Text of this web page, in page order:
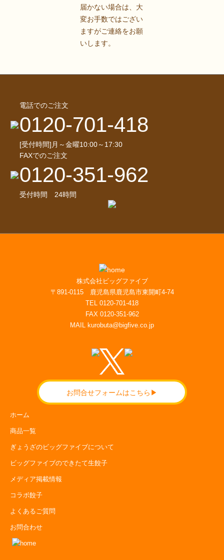
届かない場合は、大
変お手数ではござい
ますがご連絡をお願
いします。
電話でのご注文
0120-701-418
[受付時間]月～金曜10:00～17:30
FAXでのご注文
0120-351-962
受付時間 24時間
株式会社ビッグファイブ
〒891-0115 鹿児島県鹿児島市東開町4-74
TEL 0120-701-418
FAX 0120-351-962
MAIL kurobuta@bigfive.co.jp
お問合せフォームはこちら▶
ホーム
商品一覧
ぎょうざのビッグファイブについて
ビッグファイブのできたて生餃子
メディア掲載情報
コラボ餃子
よくあるご質問
お問合わせ